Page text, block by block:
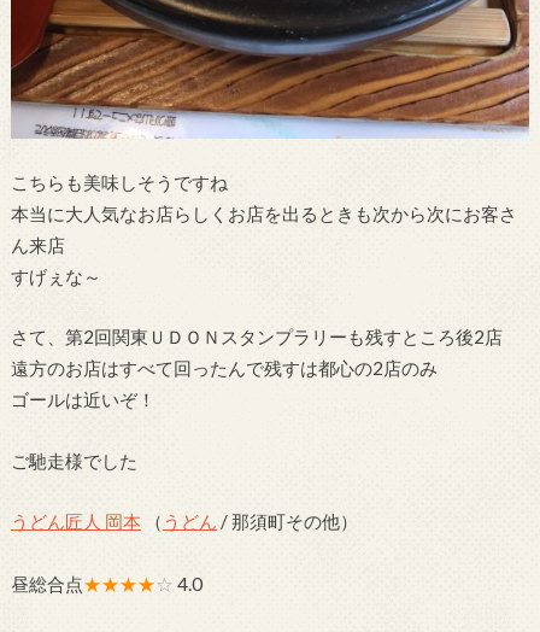
こちらも美味しそうですね
本当に大人気なお店らしくお店を出るときも次から次にお客さ
ん来店
すげぇな～
さて、第2回関東ＵＤＯＮスタンプラリーも残すところ後2店
遠方のお店はすべて回ったんで残すは都心の2店のみ
ゴールは近いぞ！
ご馳走様でした
うどん匠人 岡本 （ うどん / 那須町その他）
昼総合点★★★★☆ 4.0